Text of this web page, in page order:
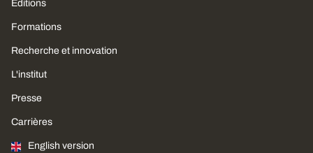
Editions
Formations
Recherche et innovation
L'institut
Presse
Carrières
English version